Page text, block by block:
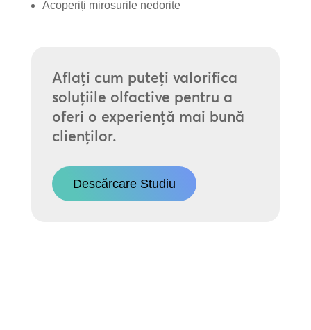
Acoperiți mirosurile nedorite
Aflați cum puteți valorifica
soluțiile olfactive pentru a
oferi o experiență mai bună
clienților.
Descărcare Studiu